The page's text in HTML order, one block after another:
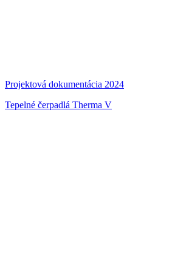
Projektová dokumentácia 2024
Tepelné čerpadlá Therma V